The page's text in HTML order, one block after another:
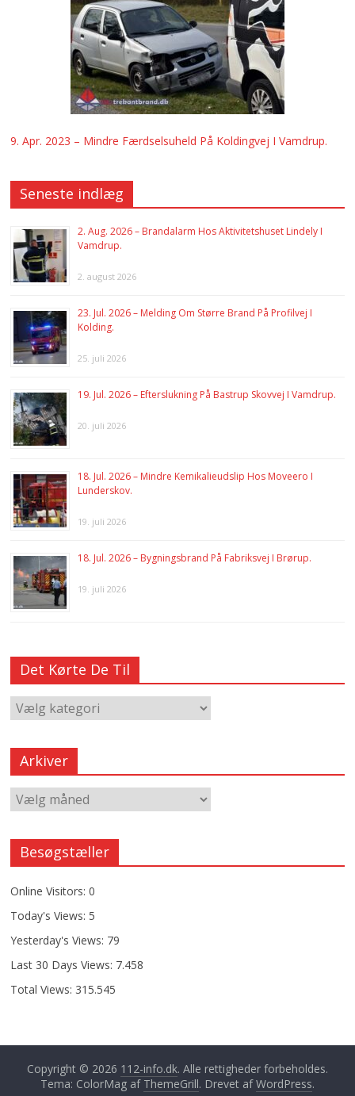
9. Apr. 2023 – Mindre Færdselsuheld På Koldingvej I Vamdrup.
Seneste indlæg
2. Aug. 2026 – Brandalarm Hos Aktivitetshuset Lindely I
Vamdrup.
2. august 2026
23. Jul. 2026 – Melding Om Større Brand På Profilvej I
Kolding.
25. juli 2026
19. Jul. 2026 – Efterslukning På Bastrup Skovvej I Vamdrup.
20. juli 2026
18. Jul. 2026 – Mindre Kemikalieudslip Hos Moveero I
Lunderskov.
19. juli 2026
18. Jul. 2026 – Bygningsbrand På Fabriksvej I Brørup.
19. juli 2026
Det Kørte De Til
Arkiver
Besøgstæller
Online Visitors:0
Today's Views: 5
Yesterday's Views: 79
Last 30 Days Views: 7.458
Total Views: 315.545
Copyright © 2026 112-info.dk. Alle rettigheder forbeholdes.
Tema: ColorMag af ThemeGrill. Drevet afWordPress.